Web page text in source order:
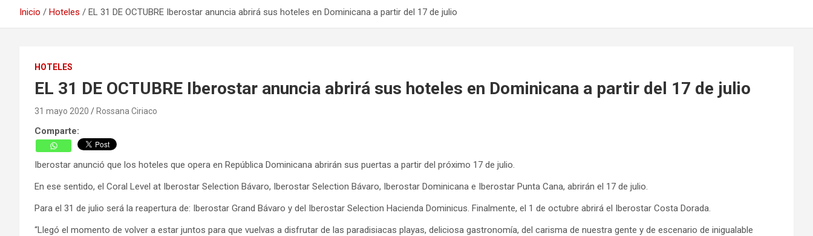
Inicio Hoteles EL 31 DE OCTUBRE Iberostar anuncia abrirá sus hoteles en Dominicana a partir del 17 de julio
HOTELES
EL 31 DE OCTUBRE Iberostar anuncia abrirá sus hoteles en Dominicana a partir del 17 de julio
31 mayo 2020 Rossana Ciriaco
Comparte:
Iberostar anunció que los hoteles que opera en República Dominicana abrirán sus puertas a partir del próximo 17 de julio.
En ese sentido, el Coral Level at Iberostar Selection Bávaro, Iberostar Selection Bávaro, Iberostar Dominicana e Iberostar Punta Cana, abrirán el 17 de julio.
Para el 31 de julio será la reapertura de: Iberostar Grand Bávaro y del Iberostar Selection Hacienda Dominicus. Finalmente, el 1 de octubre abrirá el Iberostar Costa Dorada.
“Llegó el momento de volver a estar juntos para que vuelvas a disfrutar de las paradisiacas playas, deliciosa gastronomía, del carisma de nuestra gente y de escenario de inigualable